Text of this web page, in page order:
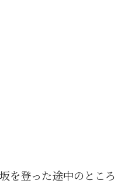
を登った途中のところ